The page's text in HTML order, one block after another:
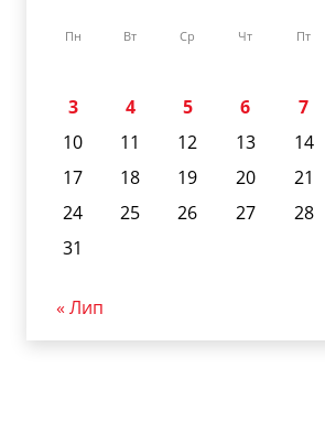
Пн Вт Ср Чт Пт
3
4 5 6 7
10
11 12 13 14
17
18 19 20 21
24
25 26 27 28
31
« Лип